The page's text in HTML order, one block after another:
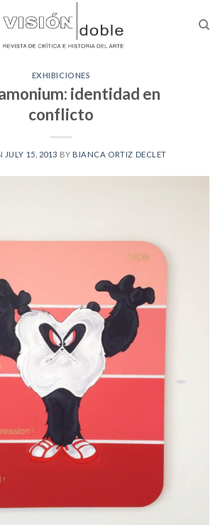
EXHIBICIONES
identidad en
conflicto
JULY 15, 2013 BY BIANCA ORTIZ DECLET